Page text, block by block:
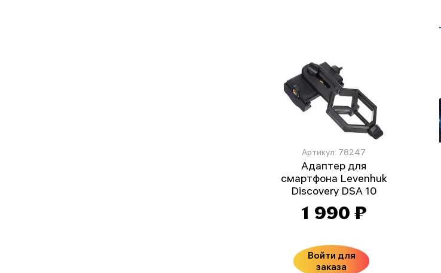
Артикул: 78247
Адаптер для
смартфона Levenhuk
Discovery DSA 10
1 990 ₽
Войти для
заказа